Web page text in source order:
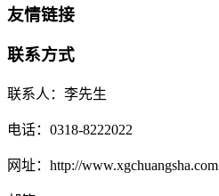
友情链接
联系方式
联系人：李先生
电话：0318-8222022
网址：http://www.xgchuangsha.com